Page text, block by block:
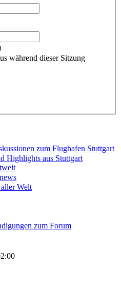
während dieser Sitzung
zum Flughafen Stuttgart
Highlights aus Stuttgart
Welt
zum Forum